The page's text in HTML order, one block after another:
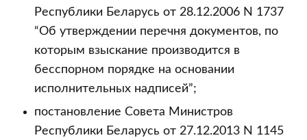
надписи
нотариуса
Республики Беларусь от 28.12.2006 N 1737
“Об утверждении перечня документов, по
которым взыскание производится в
бесспорном порядке на основании
исполнительных надписей”;
постановление Совета Министров
Республики Беларусь от 27.12.2013 N 1145